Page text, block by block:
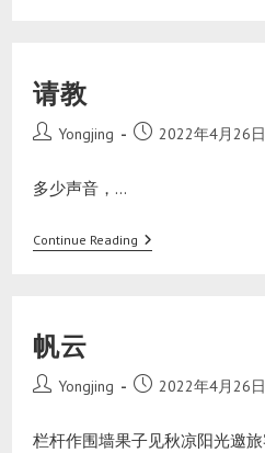
请教
Yongjing 2022年4月26日
多少声音，…
Continue Reading
帆云
Yongjing 2022年4月26日
栏杆作围墙果子见秋凉阳光邀